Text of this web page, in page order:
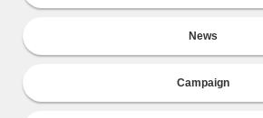
News
Campaign